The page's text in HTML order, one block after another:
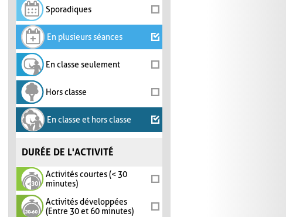
Sporadiques
En plusieurs séances
En classe seulement
Hors classe
En classe et hors classe
DURÉE DE L'ACTIVITÉ
Activités courtes (< 30
minutes)
Activités développées
(Entre 30 et 60 minutes)